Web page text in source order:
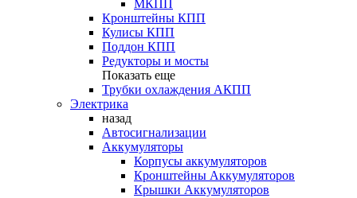
МКПП
Кронштейны КПП
Кулисы КПП
Поддон КПП
Редукторы и мосты
Показать еще
Трубки охлаждения АКПП
Электрика
назад
Автосигнализации
Аккумуляторы
Корпусы аккумуляторов
Кронштейны Аккумуляторов
Крышки Аккумуляторов